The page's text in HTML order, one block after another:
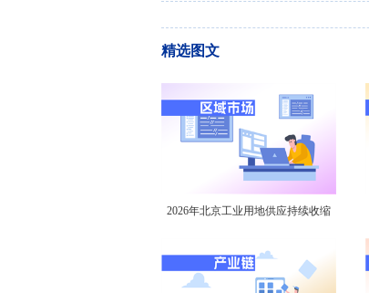
精选图文
2026年北京工业用地供应持续收缩